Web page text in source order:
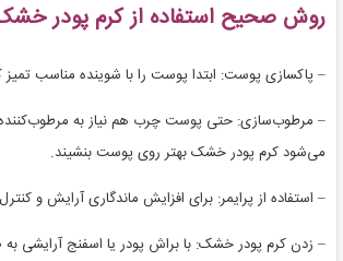
روش صحیح استفاده از کرم پودر
– پاکسازی پوست: ابتدا پوست را با شوینده مناسب تمیز
– مرطوب‌سازی: حتی پوست چرب هم نیاز به مرطوب‌کننده
می‌شود کرم پودر خشک بهتر روی پوست بنشیند.
– استفاده از پرایمر: برای افزایش ماندگاری آرایش و
– زدن کرم پودر خشک: با براش پودر یا اسفنج آرایشی